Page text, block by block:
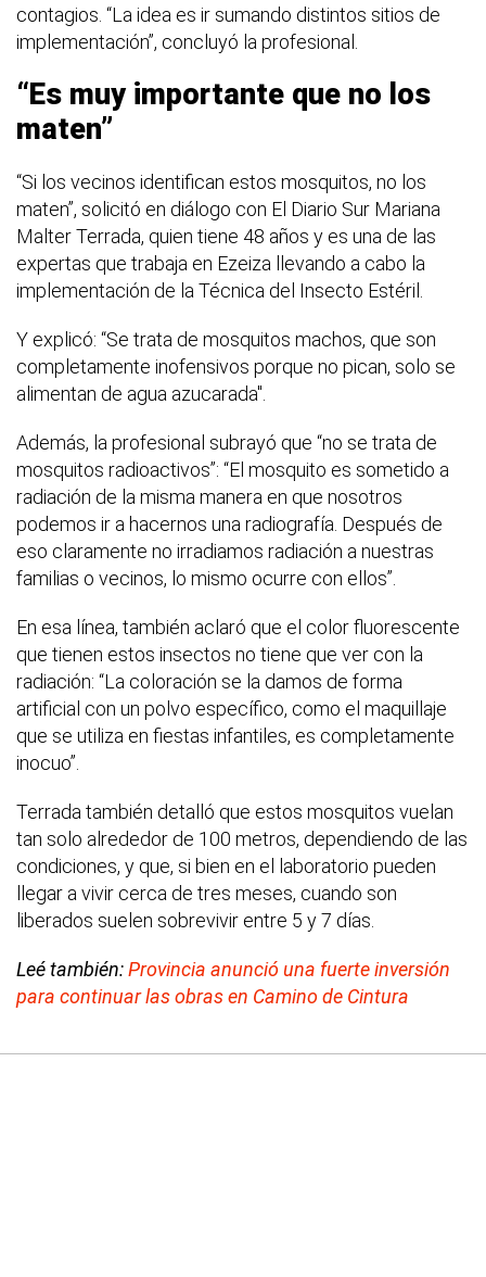
contagios. “La idea es ir sumando distintos sitios de
implementación”, concluyó la profesional.
“Es muy importante que no los
maten”
“Si los vecinos identifican estos mosquitos, no los
maten”, solicitó en diálogo con El Diario Sur Mariana
Malter Terrada, quien tiene 48 años y es una de las
expertas que trabaja en Ezeiza llevando a cabo la
implementación de la Técnica del Insecto Estéril.
Y explicó: “Se trata de mosquitos machos, que son
completamente inofensivos porque no pican, solo se
alimentan de agua azucarada".
Además, la profesional subrayó que “no se trata de
mosquitos radioactivos”: “El mosquito es sometido a
radiación de la misma manera en que nosotros
podemos ir a hacernos una radiografía. Después de
eso claramente no irradiamos radiación a nuestras
familias o vecinos, lo mismo ocurre con ellos”.
En esa línea, también aclaró que el color fluorescente
que tienen estos insectos no tiene que ver con la
radiación: “La coloración se la damos de forma
artificial con un polvo específico, como el maquillaje
que se utiliza en fiestas infantiles, es completamente
inocuo”.
Terrada también detalló que estos mosquitos vuelan
tan solo alrededor de 100 metros, dependiendo de las
condiciones, y que, si bien en el laboratorio pueden
llegar a vivir cerca de tres meses, cuando son
liberados suelen sobrevivir entre 5 y 7 días.
Leé también:Provincia anunció una fuerte inversión
para continuar las obras en Camino de Cintura